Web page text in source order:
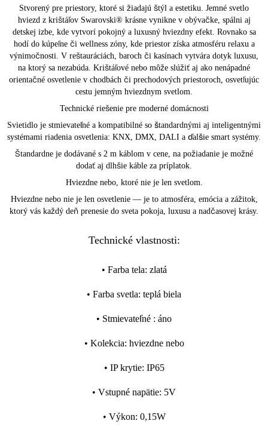
Stvorený pre priestory, ktoré si žiadajú štýl a estetiku. Jemné svetlo
hviezd z krištáľov Swarovski® krásne vynikne v obývačke, spálni aj
detskej izbe, kde vytvorí pokojný a luxusný hviezdny efekt. Rovnako sa
hodí do kúpeľne či wellness zóny, kde priestor získa atmosféru relaxu a
výnimočnosti. V reštauráciách, baroch či kasínach vytvára dotyk luxusu,
na ktorý sa nezabúda. Krištáľové nebo môže slúžiť aj ako nenápadné
orientačné osvetlenie v chodbách či prechodových priestoroch, osvetľujúc
cestu jemným hviezdnym svetlom.
Technické riešenie pre moderné domácnosti
Svietidlo je stmievateľné a kompatibilné so štandardnými aj inteligentnými
systémami riadenia osvetlenia: KNX, DMX, DALI a ďalšie smart systémy.
Štandardne je dodávané s 2 m káblom v cene, na požiadanie je možné
dodať aj dlhšie káble za príplatok.
Hviezdne nebo, ktoré nie je len svetlom.
Hviezdne nebo nie je len osvetlenie — je to atmosféra, emócia a zážitok,
ktorý vás každý deň prenesie do sveta pokoja, luxusu a nadčasovej krásy.
Technické vlastnosti:
• Farba tela: zlatá
• Farba svetla: teplá biela
• Stmievateľné : áno
• Kolekcia: hviezdne nebo
• IP krytie: IP65
• Vstupné napätie: 5V
• Výkon: 0,15W